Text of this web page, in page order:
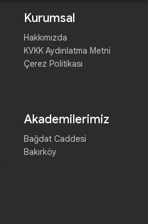
Kurumsal
Hakkımızda
KVKK Aydınlatma Metni
Çerez Politikası
Akademilerimiz
Bağdat Caddesi
Bakırköy